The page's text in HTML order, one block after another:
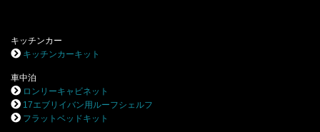
キッチンカー
キッチンカーキット
車中泊
ロンリーキャビネット
17エブリイバン用ルーフシェルフ
フラットベッドキット